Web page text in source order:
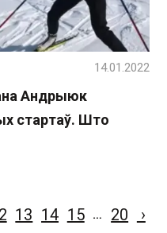
Андрыюк
стартаў. Што
14.01.2022
13 14 15 … 20 ›